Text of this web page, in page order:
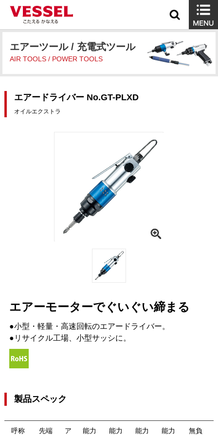
エアーツール / 充電式ツール
AIR TOOLS / POWER TOOLS
エアードライバー No.GT-PLXD
オイルエクストラ
エアーモーターでぐいぐい締まる
●小型・軽量・高速回転のエアードライバー。
●リサイクル工場、小型サッシに。
製品スペック
呼称
先端
ア
能力
能力
能力
能力
無負